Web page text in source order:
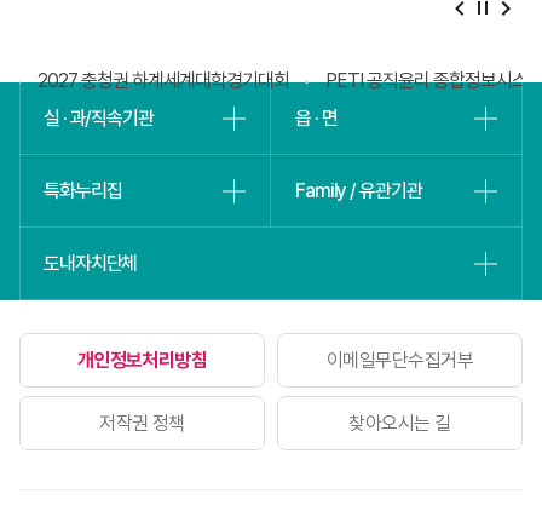
2027 충청권 하계세계대학경기대회
PETI 공직윤리 종합정보시스템
실 · 과/직속기관
읍 · 면
특화누리집 Family / 유관기관
도내자치단체
개인정보처리방침 이메일무단수집거부
저작권 정책 찾아오시는 길